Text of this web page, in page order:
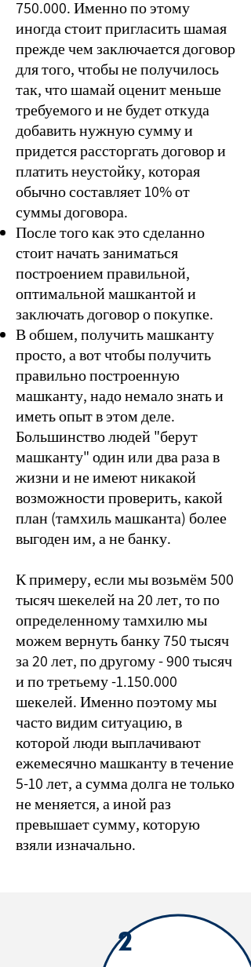
750.000. Именно по этому
иногда стоит пригласить шамая
прежде чем заключается договор
для того, чтобы не получилось
так, что шамай оценит меньше
требуемого и не будет откуда
добавить нужную сумму и
придется рассторгать договор и
платить неустойку, которая
обычно составляет 10% от
суммы договора.
После того как это сделанно
стоит начать заниматься
построением правильной,
оптимальной машкантой и
заключать договор о покупке.
В обшем, получить машканту
просто, а вот чтобы получить
правильно построенную
машканту, надо немало знать и
иметь опыт в этом деле.
Большинство людей "берут
машканту" один или два раза в
жизни и не имеют никакой
возможности проверить, какой
план (тамхиль машканта) более
выгоден им, а не банку.
К примеру, если мы возьмём 500
тысяч шекелей на 20 лет, то по
определенному тамхилю мы
можем вернуть банку 750 тысяч
за 20 лет, по другому - 900 тысяч
и по третьему -1.150.000
шекелей. Именно поэтому мы
часто видим ситуацию, в
которой люди выплачивают
ежемесячно машканту в течение
5-10 лет, а сумма долга не только
не меняется, а иной раз
превышает сумму, которую
взяли изначально.
2